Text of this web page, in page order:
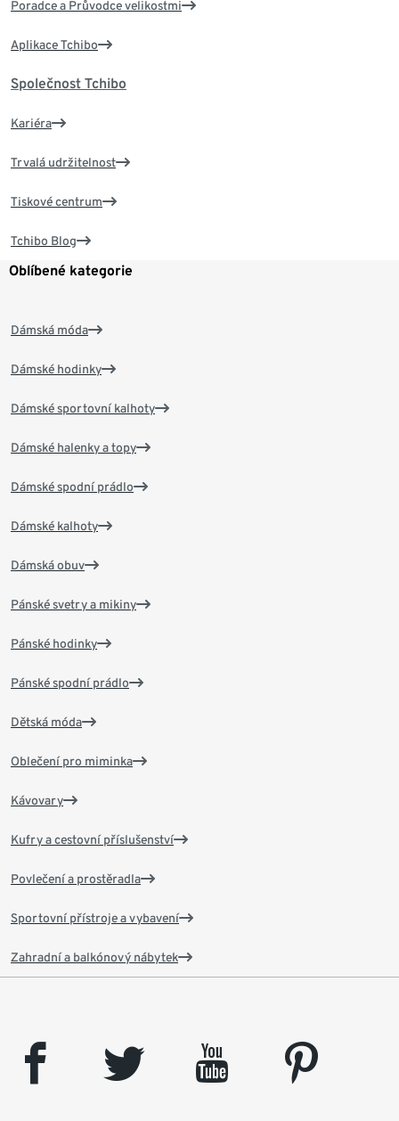
Poradce a Průvodce velikostmi
Aplikace Tchibo
Společnost Tchibo
Kariéra
Trvalá udržitelnost
Tiskové centrum
Tchibo Blog
Oblíbené kategorie
Dámská móda
Dámské hodinky
Dámské sportovní kalhoty
Dámské halenky a topy
Dámské spodní prádlo
Dámské kalhoty
Dámská obuv
Pánské svetry a mikiny
Pánské hodinky
Pánské spodní prádlo
Dětská móda
Oblečení pro miminka
Kávovary
Kufry a cestovní příslušenství
Povlečení a prostěradla
Sportovní přístroje a vybavení
Zahradní a balkónový nábytek
facebook twitter youtube
pinterest